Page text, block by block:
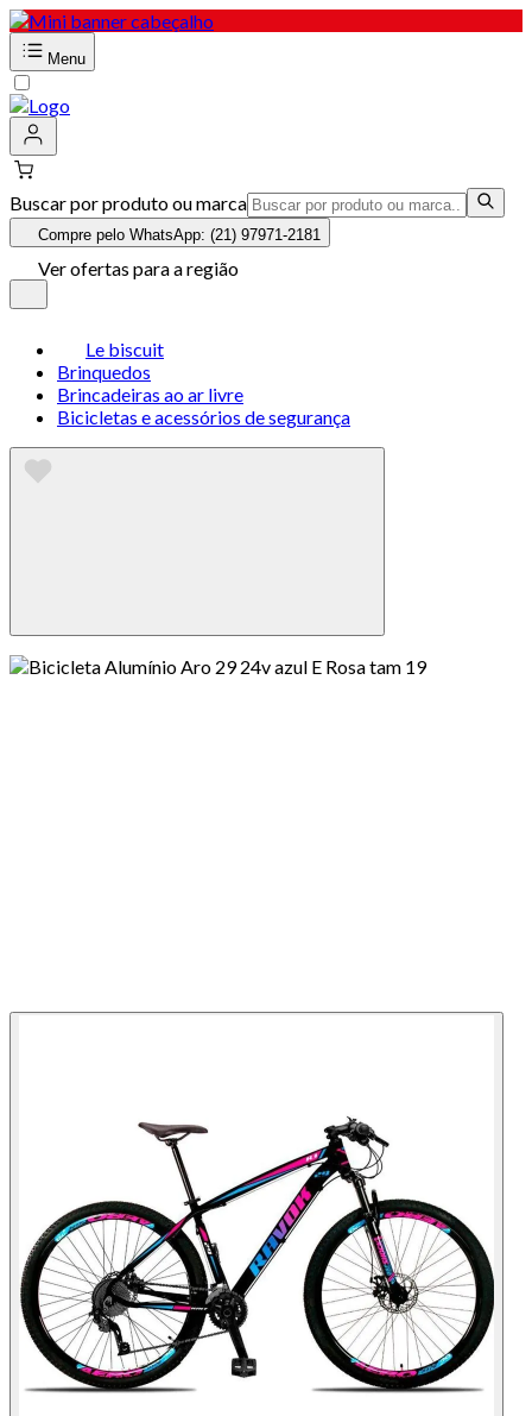
Menu
Buscar por produto ou marca
Compre pelo WhatsApp: (21) 97971-2181
Ver ofertas para a região
Le biscuit
Brinquedos
Brincadeiras ao ar livre
Bicicletas e acessórios de segurança